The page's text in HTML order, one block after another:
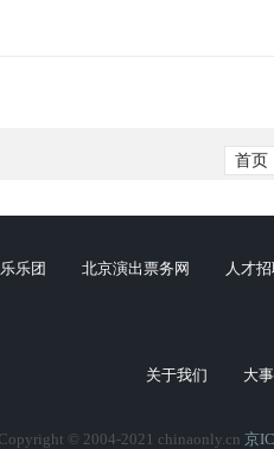
首页
乐团 北京演出票务网 人才
关于我们 大
Copyright © 2004-2021 chinaonly.cn 京